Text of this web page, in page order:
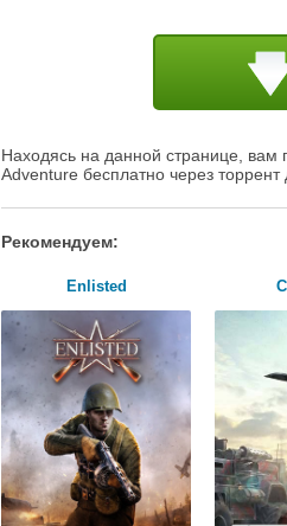
Находясь на данной странице, вам
Adventure бесплатно через торрент
Рекомендуем:
Enlisted